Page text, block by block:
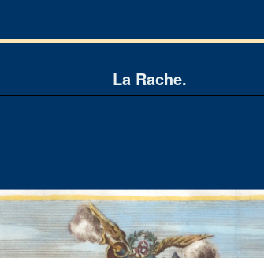
La Rache.